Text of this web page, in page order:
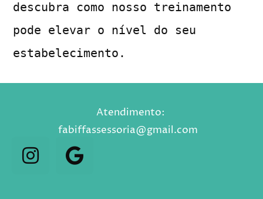
descubra como nosso treinamento
pode elevar o nível do seu
estabelecimento.
Atendimento:
fabiffassessoria@gmail.com⠀